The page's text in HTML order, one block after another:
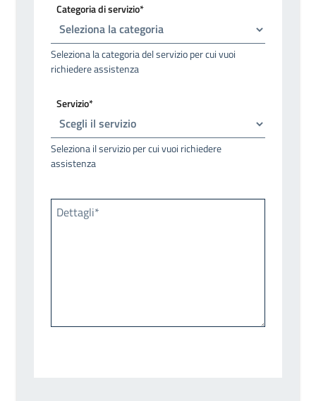
Categoria di servizio*
Seleziona la categoria del servizio per cui vuoi
richiedere assistenza
Servizio*
Seleziona il servizio per cui vuoi richiedere
assistenza
Dettagli*